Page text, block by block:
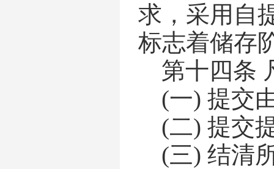
求，采用自
标志着储存
第十四条
(一) 提交
(二) 提交
(三) 结清